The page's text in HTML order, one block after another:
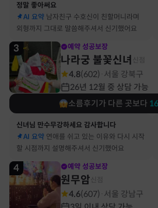
정말 좋아써요
AI 요약 남자친구 수호신이 친할머니라며
외형까지 그대로 말씀해주셔서 신기했어요
3 예약 성공보장
나라궁 불꽃신녀
4.8(602) 서울 강북구
26년 12월 중 상담 가능
소름후기가 다른 곳보다
신녀님 만수무강하세요 감사합니다
AI 요약 연애를 쉬고 있는 이유와 다시 시작
할 시점까지 설명해주셔서 신기했어요
4 예약 성공보장
원무암
4.6(607) 서울 강남구